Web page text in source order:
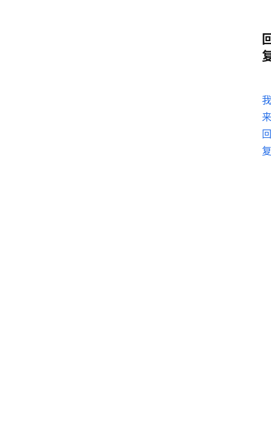
我
来
回
复